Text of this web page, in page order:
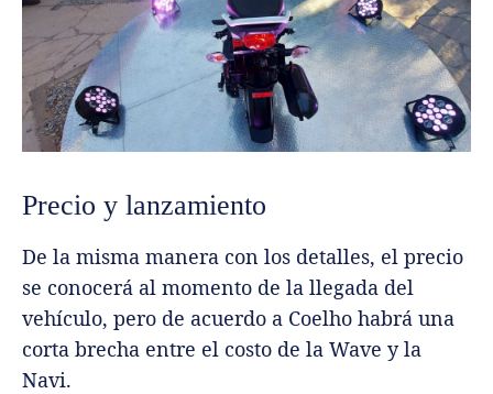
Precio y lanzamiento
De la misma manera con los detalles, el precio
se conocerá al momento de la llegada del
vehículo, pero de acuerdo a Coelho habrá una
corta brecha entre el costo de la Wave y la
Navi.